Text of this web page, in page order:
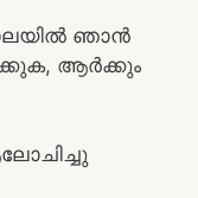
ഞാൻ
ആർക്കും